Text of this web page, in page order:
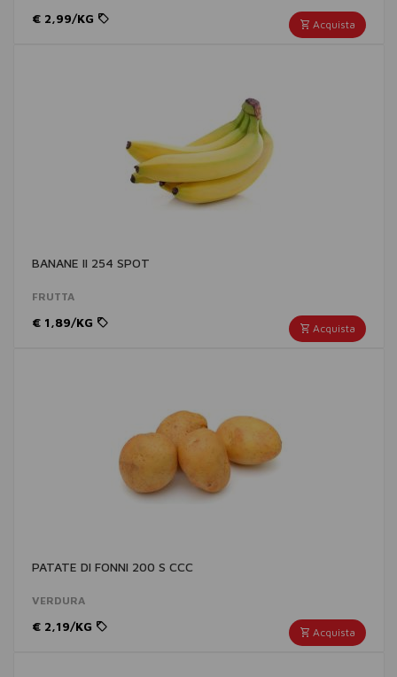
Acquista
€ 2,99/KG
BANANE II 254 SPOT
FRUTTA
Acquista
€ 1,89/KG
PATATE DI FONNI 200 S CCC
VERDURA
Acquista
€ 2,19/KG